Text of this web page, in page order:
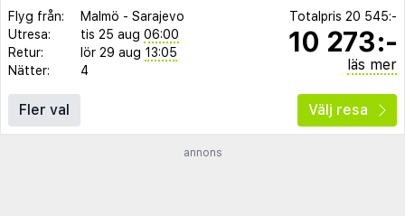
Flyg från: Malmö - Sarajevo
Utresa:
tis 25 aug 06:00
Retur:
lör 29 aug 13:05
Nätter:
4
Totalpris 20 545:-
10 273:-
läs mer
Fler val Välj resa
annons